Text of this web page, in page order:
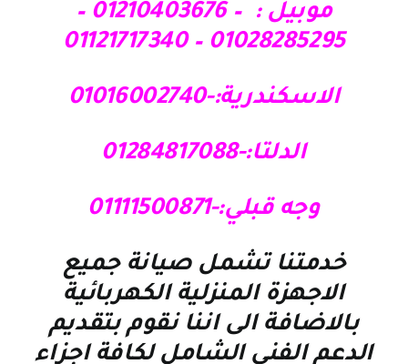
موبيل : – 01210403676 –
01028285295 – 01121717340
الاسكندرية:-01016002740
الدلتا:-01284817088
وجه قبلي:-01111500871
خدمتنا تشمل صيانة جميع
الاجهزة المنزلية الكهربائية
بالاضافة الى اننا نقوم بتقديم
الدعم الفنى الشامل لكافة اجزاء